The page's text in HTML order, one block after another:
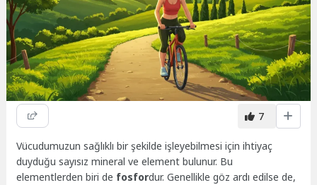
7
Vücudumuzun sağlıklı bir şekilde işleyebilmesi için ihtiyaç
duyduğu sayısız mineral ve element bulunur. Bu
elementlerden biri de fosfordur. Genellikle göz ardı edilse de,